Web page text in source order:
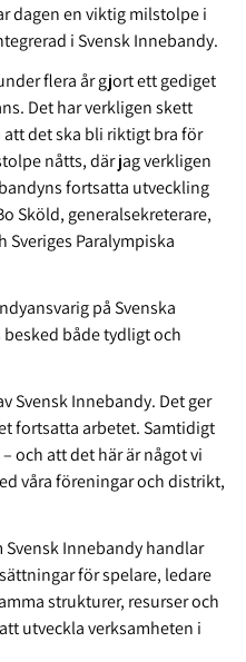
dagen en viktig milstolpe i
i Svensk Innebandy.
flera år gjort ett gediget
Det har verkligen skett
det ska bli riktigt bra för
nåtts, där jag verkligen
fortsatta utveckling
Sköld, generalsekreterare,
Paralympiska
på Svenska
både tydligt och
Svensk Innebandy. Det ger
fortsatta arbetet. Samtidigt
och att det här är något vi
våra föreningar och distrikt,
Innebandy handlar
för spelare, ledare
strukturer, resurser och
utveckla verksamheten i